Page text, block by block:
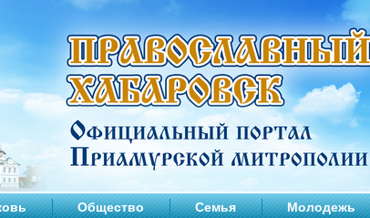
Общество Семья Молодежь